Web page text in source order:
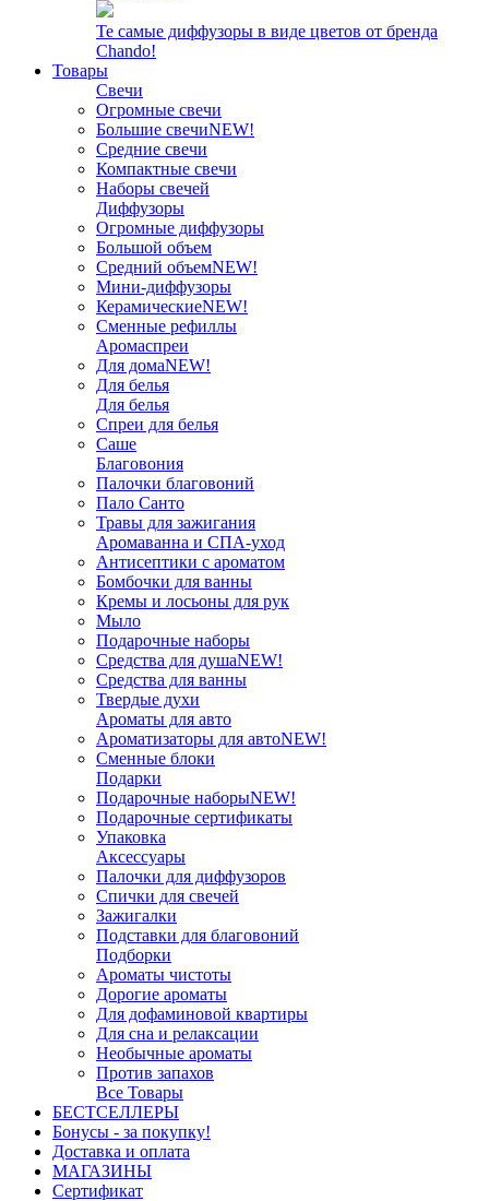
Те самые диффузоры в виде цветов от бренда
Chando!
Товары
Свечи
Огромные свечи
Большие свечиNEW!
Средние свечи
Компактные свечи
Наборы свечей
Диффузоры
Огромные диффузоры
Большой объем
Средний объемNEW!
Мини-диффузоры
КерамическиеNEW!
Сменные рефиллы
Аромаспреи
Для домаNEW!
Для белья
Для белья
Спреи для белья
Саше
Благовония
Палочки благовоний
Пало Санто
Травы для зажигания
Аромаванна и СПА-уход
Антисептики с ароматом
Бомбочки для ванны
Кремы и лосьоны для рук
Мыло
Подарочные наборы
Средства для душаNEW!
Средства для ванны
Твердые духи
Ароматы для авто
Ароматизаторы для автоNEW!
Сменные блоки
Подарки
Подарочные наборыNEW!
Подарочные сертификаты
Упаковка
Аксессуары
Палочки для диффузоров
Спички для свечей
Зажигалки
Подставки для благовоний
Подборки
Ароматы чистоты
Дорогие ароматы
Для дофаминовой квартиры
Для сна и релаксации
Необычные ароматы
Против запахов
Все Товары
БЕСТСЕЛЛЕРЫ
Бонусы - за покупку!
Доставка и оплата
МАГАЗИНЫ
Cертификат